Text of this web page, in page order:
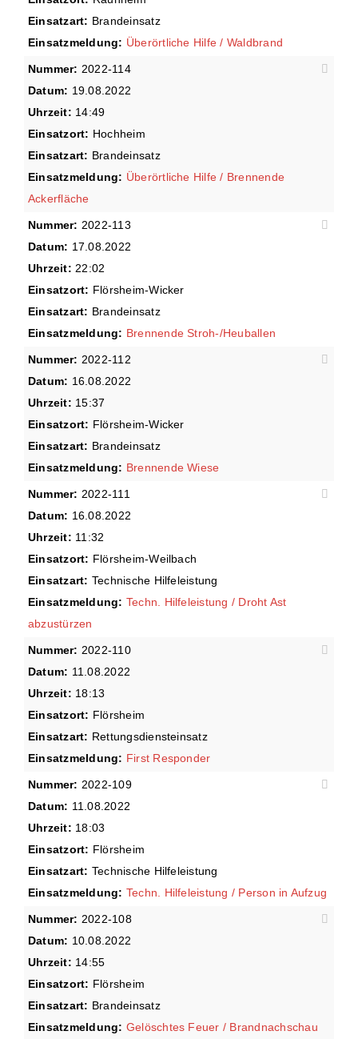
Einsatzart: Brandeinsatz
Einsatzmeldung: Überörtliche Hilfe / Waldbrand
Nummer: 2022-114
Datum: 19.08.2022
Uhrzeit: 14:49
Einsatzort: Hochheim
Einsatzart: Brandeinsatz
Einsatzmeldung: Überörtliche Hilfe / Brennende
Ackerfläche
Nummer: 2022-113
Datum: 17.08.2022
Uhrzeit: 22:02
Einsatzort: Flörsheim-Wicker
Einsatzart: Brandeinsatz
Einsatzmeldung: Brennende Stroh-/Heuballen
Nummer: 2022-112
Datum: 16.08.2022
Uhrzeit: 15:37
Einsatzort: Flörsheim-Wicker
Einsatzart: Brandeinsatz
Einsatzmeldung: Brennende Wiese
Nummer: 2022-111
Datum: 16.08.2022
Uhrzeit: 11:32
Einsatzort: Flörsheim-Weilbach
Einsatzart: Technische Hilfeleistung
Einsatzmeldung: Techn. Hilfeleistung / Droht Ast
abzustürzen
Nummer: 2022-110
Datum: 11.08.2022
Uhrzeit: 18:13
Einsatzort: Flörsheim
Einsatzart: Rettungsdiensteinsatz
Einsatzmeldung: First Responder
Nummer: 2022-109
Datum: 11.08.2022
Uhrzeit: 18:03
Einsatzort: Flörsheim
Einsatzart: Technische Hilfeleistung
Einsatzmeldung: Techn. Hilfeleistung / Person in Aufzug
Nummer: 2022-108
Datum: 10.08.2022
Uhrzeit: 14:55
Einsatzort: Flörsheim
Einsatzart: Brandeinsatz
Einsatzmeldung: Gelöschtes Feuer / Brandnachschau